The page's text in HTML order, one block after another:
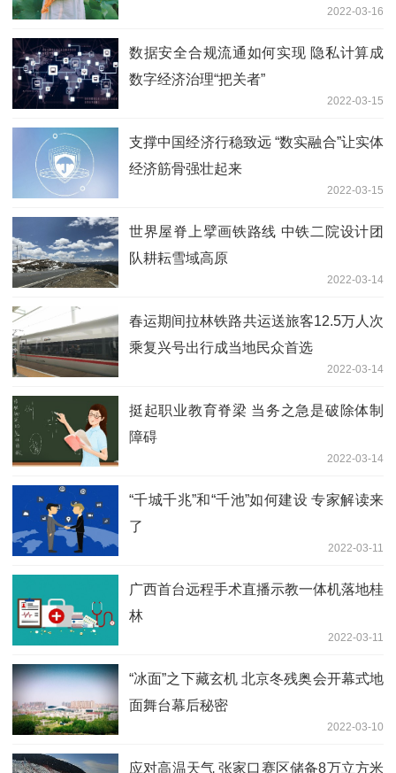
2022-03-16
数据安全合规流通如何实现 隐私计算成
数字经济治理“把关者”
2022-03-15
支撑中国经济行稳致远 “数实融合”让实体
经济筋骨强壮起来
2022-03-15
世界屋脊上擘画铁路线 中铁二院设计团
队耕耘雪域高原
2022-03-14
春运期间拉林铁路共运送旅客12.5万人次
乘复兴号出行成当地民众首选
2022-03-14
挺起职业教育脊梁 当务之急是破除体制
障碍
2022-03-14
“千城千兆”和“千池”如何建设 专家解读来
了
2022-03-11
广西首台远程手术直播示教一体机落地桂
林
2022-03-11
“冰面”之下藏玄机 北京冬残奥会开幕式地
面舞台幕后秘密
2022-03-10
应对高温天气 张家口赛区储备8万立方米